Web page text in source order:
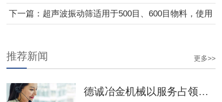
下一篇：超声波振动筛适用于500目、600目物料，使用
更多>>
推荐新闻